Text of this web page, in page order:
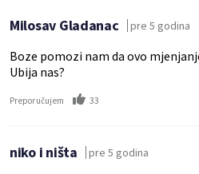
Milosav Gladanac pre 5 godina
Boze pomozi nam da ovo
Ubija nas?
Preporučujem 33
niko i ništa pre 5 godina